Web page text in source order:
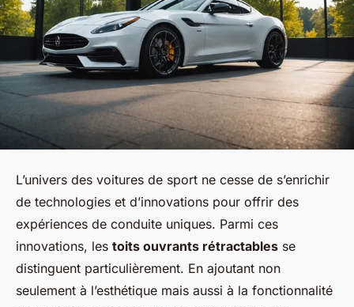
L’univers des voitures de sport ne cesse de s’enrichir
de technologies et d’innovations pour offrir des
expériences de conduite uniques. Parmi ces
innovations, les toits ouvrants rétractables se
distinguent particulièrement. En ajoutant non
seulement à l’esthétique mais aussi à la fonctionnalité